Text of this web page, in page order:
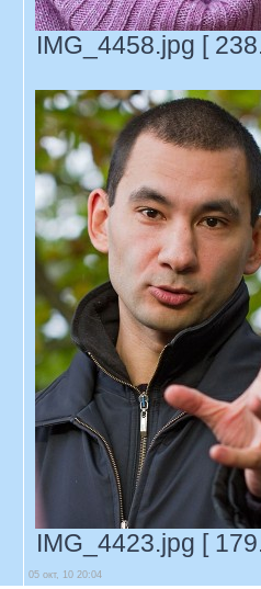
IMG_4458.jpg [
IMG_4423.jpg [
05 окт, 10 20:04